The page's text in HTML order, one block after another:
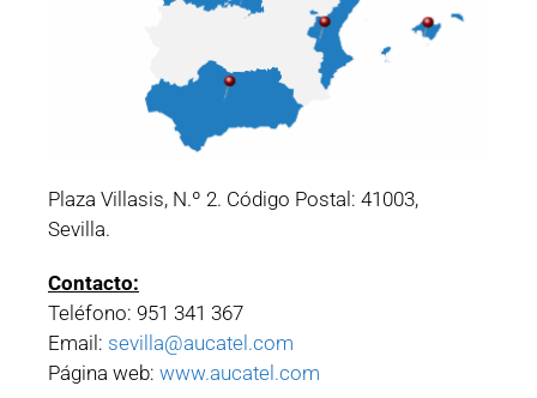
Plaza Villasis, N.º 2. Código Postal: 41003,
Sevilla.
Contacto:
Teléfono: 951 341 367
Email: sevilla@aucatel.com
Página web: www.aucatel.com